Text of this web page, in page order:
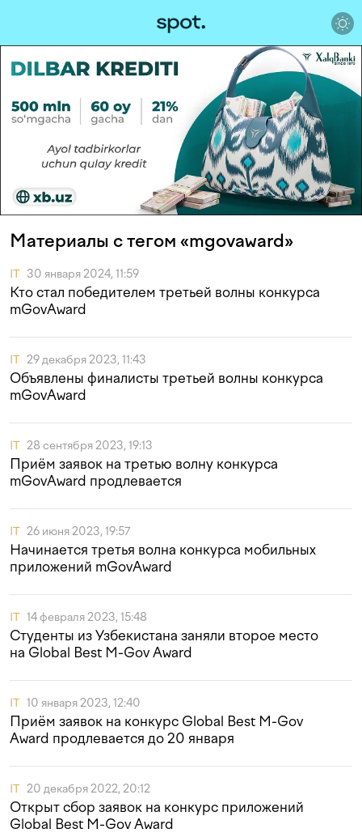
Материалы с тегом «mgovaward»
IT 30 января 2024, 11:59
Кто стал победителем третьей волны конкурса
mGovAward
IT 29 декабря 2023, 11:43
Объявлены финалисты третьей волны конкурса
mGovAward
IT 28 сентября 2023, 19:13
Приём заявок на третью волну конкурса
mGovAward продлевается
IT 26 июня 2023, 19:57
Начинается третья волна конкурса мобильных
приложений mGovAward
IT 14 февраля 2023, 15:48
Студенты из Узбекистана заняли второе место
на Global Best M-Gov Award
IT 10 января 2023, 12:40
Приём заявок на конкурс Global Best M-Gov
Award продлевается до 20 января
IT 20 декабря 2022, 20:12
Открыт сбор заявок на конкурс приложений
Global Best M-Gov Award